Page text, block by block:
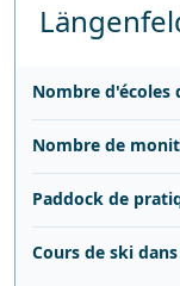
Nombre d'écoles
Nombre de
Paddock de
Cours de ski